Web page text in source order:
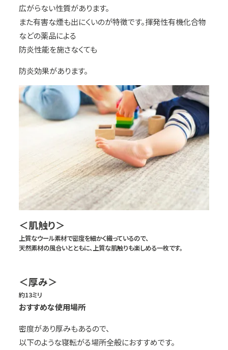
広がらない性質があります。
また有害な煙も出にくいのが特徴です。揮発性有機化合物
などの薬品による
防炎性能を施さなくても
防炎効果があります。
＜肌触り＞
上質なウール素材で密度を細かく織っているので、
天然素材の風合いとともに、上質な肌触りも楽しめる一枚です。
＜厚み＞
約13ミリ
おすすめな使用場所
密度があり厚みもあるので、
以下のような寝転がる場所全般におすすめです。